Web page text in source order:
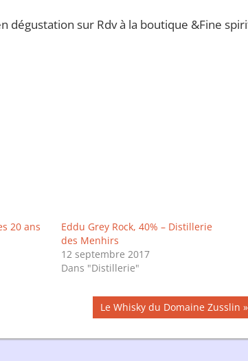
dégustation sur Rdv à la boutique &Fine
20 ans
Eddu Grey Rock, 40% – Distillerie
des Menhirs
12 septembre 2017
Dans "Distillerie"
Publication
suivante :
Le Whisky du Domaine Zusslin